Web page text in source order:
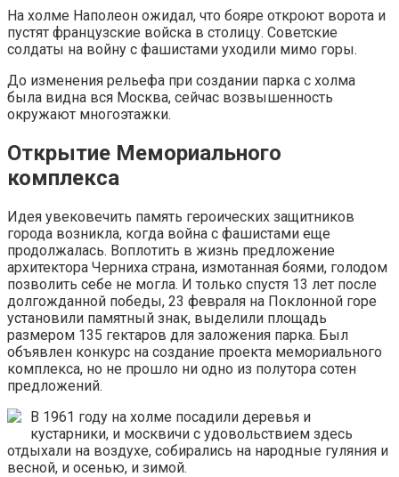
На холме Наполеон ожидал, что бояре откроют ворота и
пустят французские войска в столицу. Советские
солдаты на войну с фашистами уходили мимо горы.
До изменения рельефа при создании парка с холма
была видна вся Москва, сейчас возвышенность
окружают многоэтажки.
Открытие Мемориального
комплекса
Идея увековечить память героических защитников
города возникла, когда война с фашистами еще
продолжалась. Воплотить в жизнь предложение
архитектора Черниха страна, измотанная боями, голодом
позволить себе не могла. И только спустя 13 лет после
долгожданной победы, 23 февраля на Поклонной горе
установили памятный знак, выделили площадь
размером 135 гектаров для заложения парка. Был
объявлен конкурс на создание проекта мемориального
комплекса, но не прошло ни одно из полутора сотен
предложений.
В 1961 году на холме посадили деревья и
кустарники, и москвичи с удовольствием здесь
отдыхали на воздухе, собирались на народные гуляния и
весной, и осенью, и зимой.